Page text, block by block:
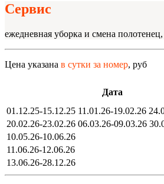
Сервис
ежедневная уборка и смена
Цена указана в сутки за номер, руб
Дата
01.12.25-15.12.25 11.01.26-19.02.26
20.02.26-23.02.26 06.03.26-09.03.26
10.05.26-10.06.26
11.06.26-12.06.26
13.06.26-28.12.26